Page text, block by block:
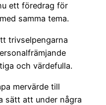
ett föredrag för
samma tema.
trivselpengarna
och värdefulla.
mervärde till
sätt att under några